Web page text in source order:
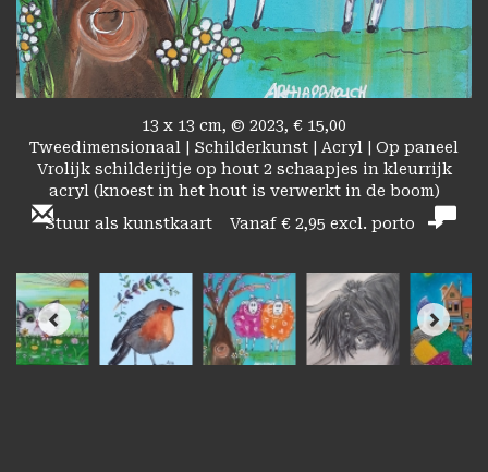
13 x 13 cm, © 2023, € 15,00
Tweedimensionaal | Schilderkunst | Acryl | Op paneel
Vrolijk schilderijtje op hout 2 schaapjes in kleurrijk
acryl (knoest in het hout is verwerkt in de boom)
Stuur als kunstkaart Vanaf € 2,95 excl. porto